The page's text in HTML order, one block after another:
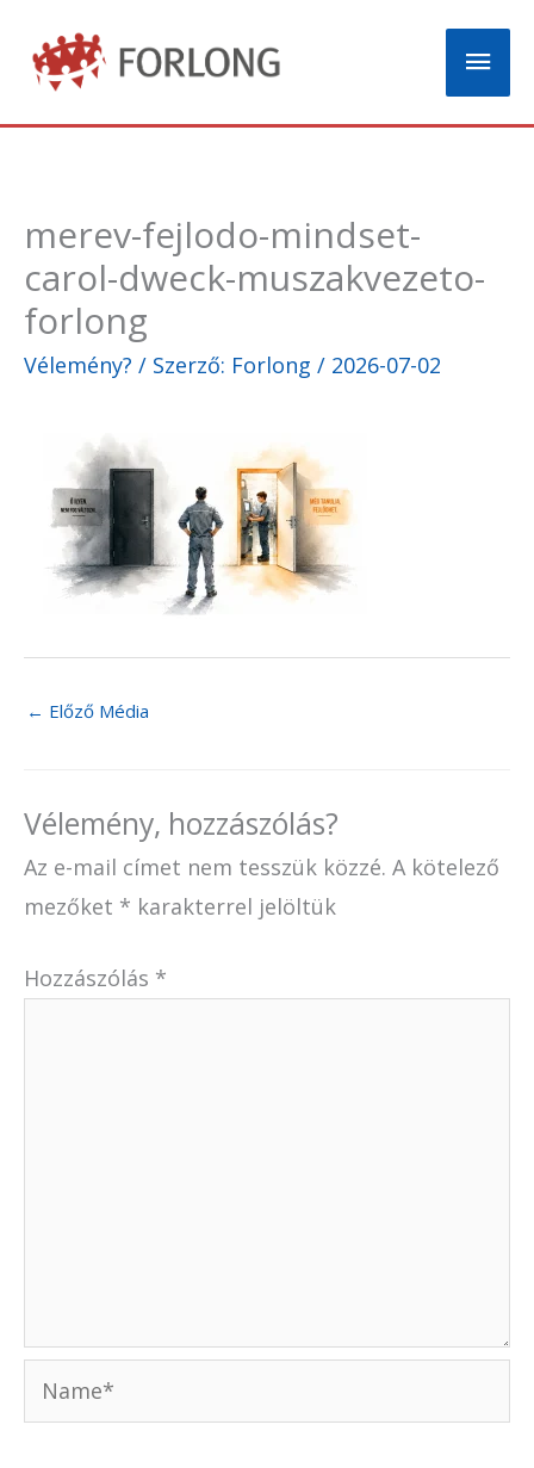
content
Main
merev-fejlodo-mindset-
carol-dweck-muszakvezeto-
forlong
Vélemény? / Szerző: Forlong / 2026-07-02
← Előző Média
Vélemény, hozzászólás?
Az e-mail címet nem tesszük közzé. A kötelező
mezőket * karakterrel jelöltük
Hozzászólás *
Name*